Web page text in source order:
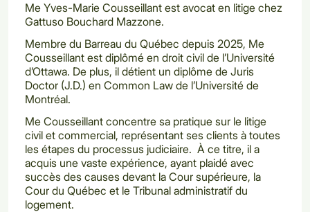
Me Yves-Marie Cousseillant est avocat en litige chez
Gattuso Bouchard Mazzone.
Membre du Barreau du Québec depuis 2025, Me
Cousseillant est diplômé en droit civil de l’Université
d’Ottawa. De plus, il détient un diplôme de Juris
Doctor (J.D.) en Common Law de l’Université de
Montréal.
Me Cousseillant concentre sa pratique sur le litige
civil et commercial, représentant ses clients à toutes
les étapes du processus judiciaire. À ce titre, il a
acquis une vaste expérience, ayant plaidé avec
succès des causes devant la Cour supérieure, la
Cour du Québec et le Tribunal administratif du
logement.